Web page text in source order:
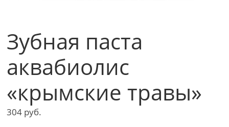
Зубная паста
аквабиолис
«крымские травы»
304 руб.